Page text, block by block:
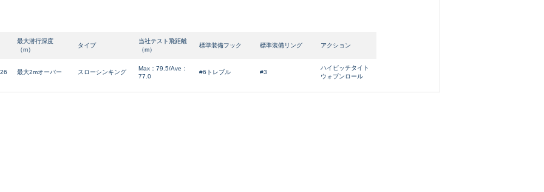
著しく状態が悪いが使用はできるもの、改造
最大潜行深度
（m）
タイプ
当社テスト飛距離
（m）
標準装備フック 標準装備リング アクション
26 最大2mオーバー スローシンキング
Max：79.5/Ave：
77.0
#6トレブル #3
ハイピッチタイト
ウォブンロール